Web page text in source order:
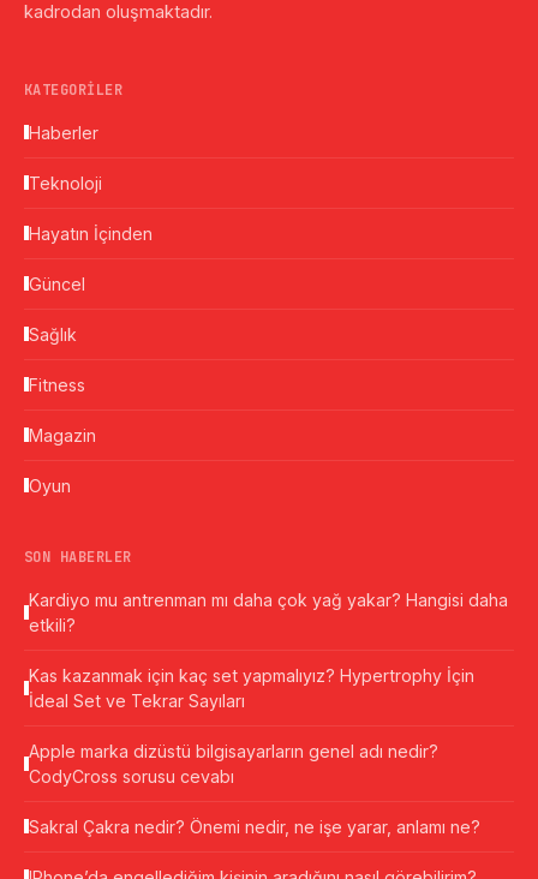
kadrodan oluşmaktadır.
KATEGORILER
Haberler
Teknoloji
Hayatın İçinden
Güncel
Sağlık
Fitness
Magazin
Oyun
SON HABERLER
Kardiyo mu antrenman mı daha çok yağ yakar? Hangisi daha
etkili?
Kas kazanmak için kaç set yapmalıyız? Hypertrophy İçin
İdeal Set ve Tekrar Sayıları
Apple marka dizüstü bilgisayarların genel adı nedir?
CodyCross sorusu cevabı
Sakral Çakra nedir? Önemi nedir, ne işe yarar, anlamı ne?